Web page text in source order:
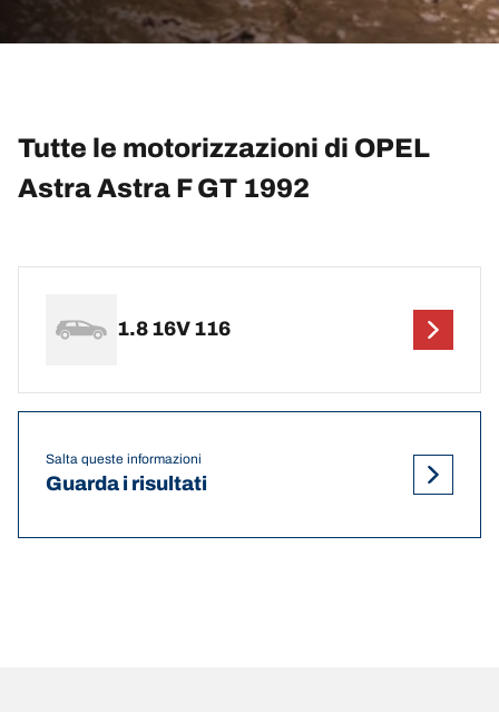
Tutte le motorizzazioni di OPEL
Astra Astra F GT 1992
1.8 16V 116
Salta queste informazioni
Guarda i risultati